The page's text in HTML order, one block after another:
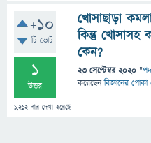
+10
টি ভোট
1
উত্তর
1,212বার দেখা হয়েছে
খোসাছাড়া
কিন্তু খোসাসহ
কেন?
23 সেপ্টেম্বর 2020 "
করেছেনবিজ্ঞানের